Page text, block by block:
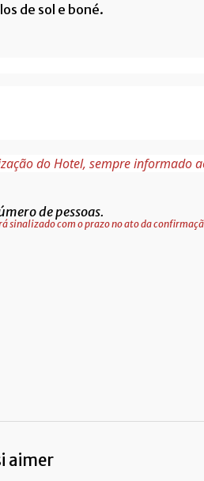
de sol e boné.
do Hotel, sempre informado
de pessoas.
com o prazo no ato da
aimer